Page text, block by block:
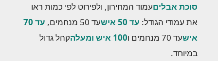
סוכת אבליםעמוד המחירון, ולפירוט לפי כמות ראו
את עמודי הגודל: עד 50 איש עד 50 מנחמים,
עד 70
אישעד 70 מנחמים ו 100 איש ומעלה
קהל גדול
במיוחד.